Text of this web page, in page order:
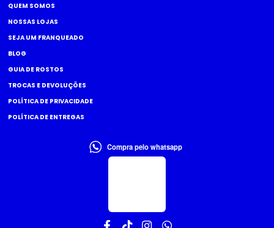
QUEM SOMOS
NOSSAS LOJAS
SEJA UM FRANQUEADO
BLOG
GUIA DE ROSTOS
TROCAS E DEVOLUÇÕES
POLÍTICA DE PRIVACIDADE
POLÍTICA DE ENTREGAS
Compra pelo whatsapp